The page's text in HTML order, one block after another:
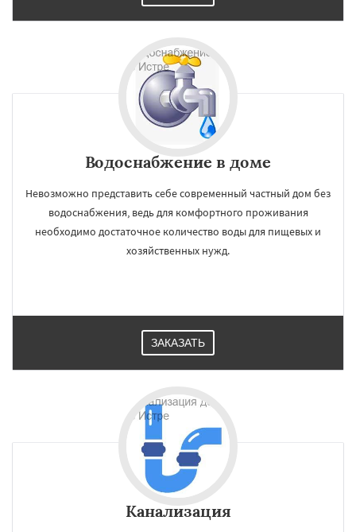
Водоснабжение в доме
Невозможно представить себе современный частный дом без
водоснабжения, ведь для комфортного проживания
необходимо достаточное количество воды для пищевых и
хозяйственных нужд.
ЗАКАЗАТЬ
Канализация